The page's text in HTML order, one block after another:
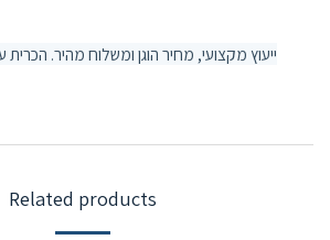
Related products